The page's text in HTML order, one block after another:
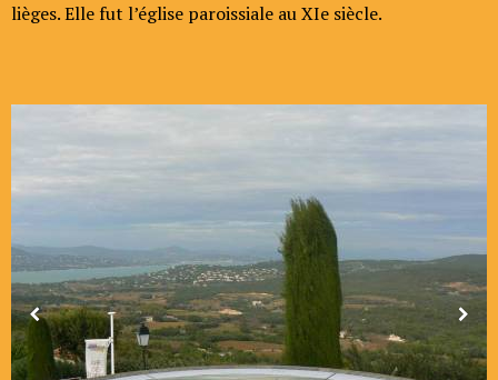
lièges. Elle fut l’église paroissiale au XIe siècle.